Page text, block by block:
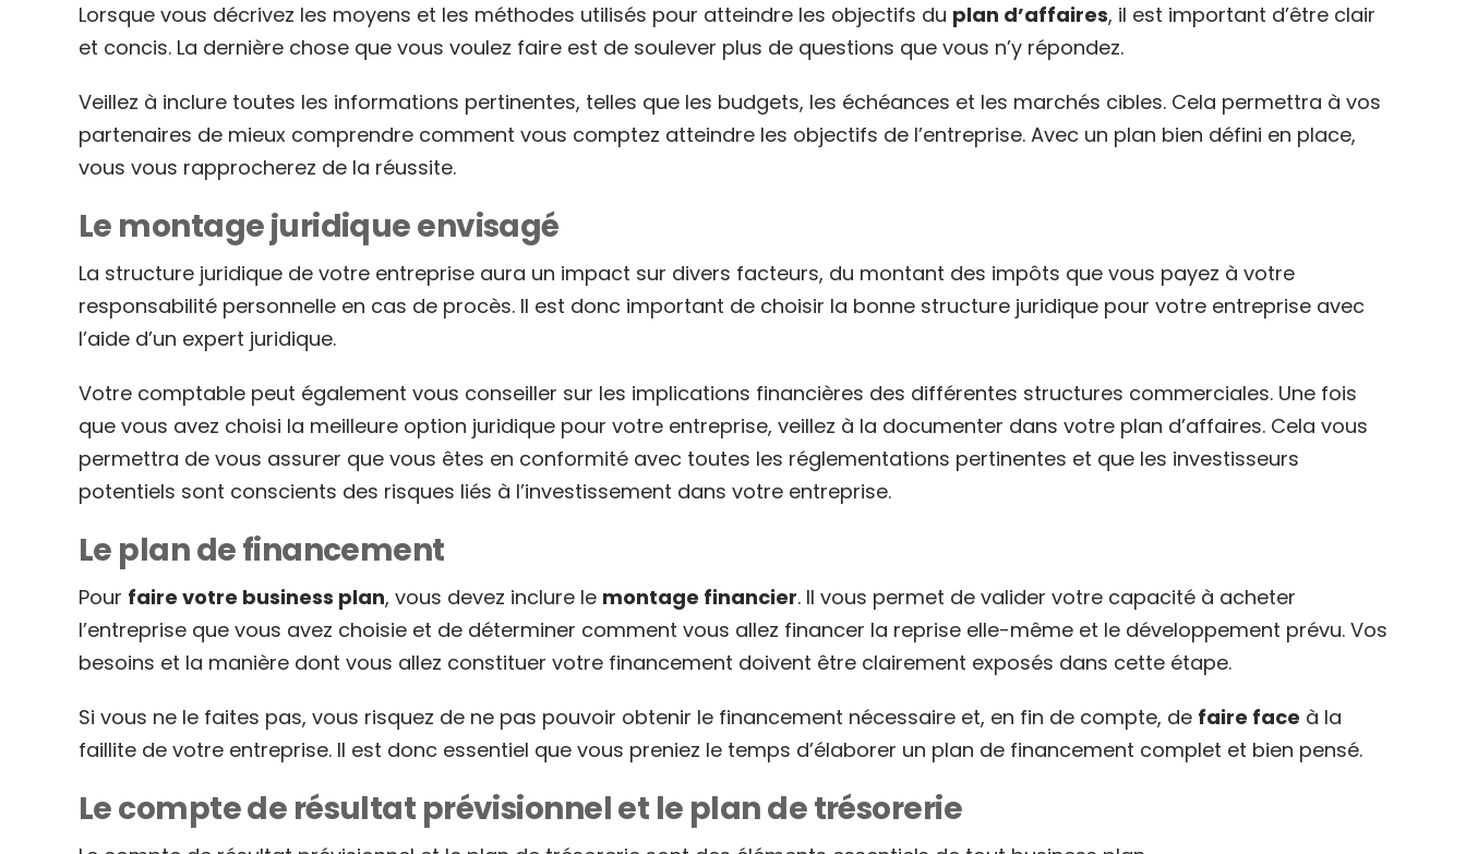
Lorsque vous décrivez les moyens et les méthodes utilisés pour atteindre les objectifs du plan d’affaires, il est important d’être clair
et concis. La dernière chose que vous voulez faire est de soulever plus de questions que vous n’y répondez.
Veillez à inclure toutes les informations pertinentes, telles que les budgets, les échéances et les marchés cibles. Cela permettra à vos
partenaires de mieux comprendre comment vous comptez atteindre les objectifs de l’entreprise. Avec un plan bien défini en place,
vous vous rapprocherez de la réussite.
Le montage juridique envisagé
La structure juridique de votre entreprise aura un impact sur divers facteurs, du montant des impôts que vous payez à votre
responsabilité personnelle en cas de procès. Il est donc important de choisir la bonne structure juridique pour votre entreprise avec
l’aide d’un expert juridique.
Votre comptable peut également vous conseiller sur les implications financières des différentes structures commerciales. Une fois
que vous avez choisi la meilleure option juridique pour votre entreprise, veillez à la documenter dans votre plan d’affaires. Cela vous
permettra de vous assurer que vous êtes en conformité avec toutes les réglementations pertinentes et que les investisseurs
potentiels sont conscients des risques liés à l’investissement dans votre entreprise.
Le plan de financement
Pour faire votre business plan, vous devez inclure le montage financier. Il vous permet de valider votre capacité à acheter
l’entreprise que vous avez choisie et de déterminer comment vous allez financer la reprise elle-même et le développement prévu. Vos
besoins et la manière dont vous allez constituer votre financement doivent être clairement exposés dans cette étape.
Si vous ne le faites pas, vous risquez de ne pas pouvoir obtenir le financement nécessaire et, en fin de compte, de faire face à la
faillite de votre entreprise. Il est donc essentiel que vous preniez le temps d’élaborer un plan de financement complet et bien pensé.
Le compte de résultat prévisionnel et le plan de trésorerie